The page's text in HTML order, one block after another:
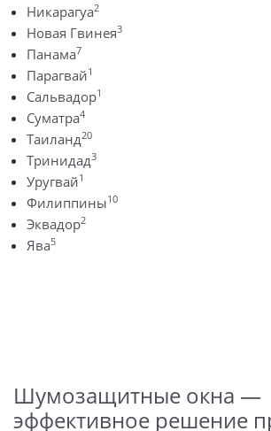
Никарагуа2
Новая Гвинея3
Панама7
Парагвай1
Сальвадор1
Суматра4
Таиланд20
Тринидад3
Уругвай1
Филиппины10
Эквадор2
Ява5
Шумозащитные окна —
эффективное решение